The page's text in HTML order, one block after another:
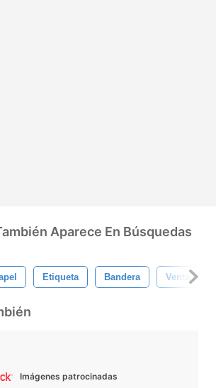
Aparece En Búsquedas
Etiqueta Bandera Venta
Imágenes patrocinadas